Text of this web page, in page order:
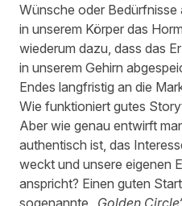
Wünsche oder
in unserem Körper das
wiederum dazu, dass das
in unserem Gehirn
Endes langfristig an die
Wie funktioniert gutes
Aber wie genau entwirft
authentisch ist, das
weckt und unsere eigenen
anspricht? Einen guten
sogenannte
„Golden